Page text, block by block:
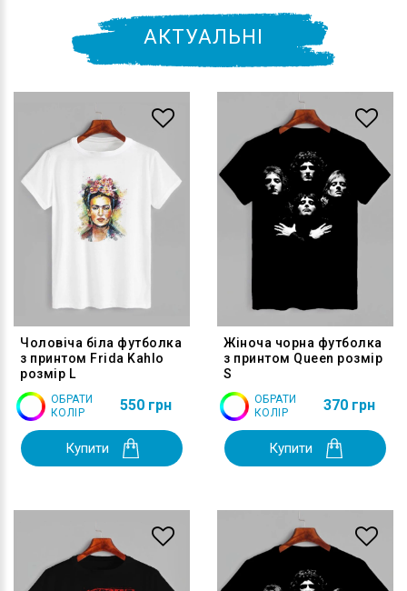
АКТУАЛЬНІ
Чоловіча біла футболка
з принтом Frida Kahlo
розмір L
ОБРАТИ
КОЛІР
550 грн
Купити
Жіноча чорна футболка
з принтом Queen розмір
S
ОБРАТИ
КОЛІР
370 грн
Купити